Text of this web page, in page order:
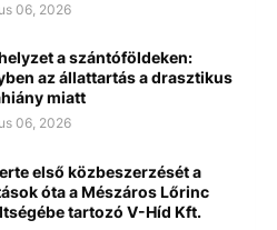
06, 2026
a szántóföldeken:
az állattartás a drasztikus
miatt
06, 2026
első közbeszerzését a
óta a Mészáros Lőrinc
tartozó V-Híd Kft.